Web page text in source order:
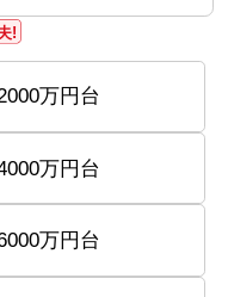
!
万円台
万円台
万円台